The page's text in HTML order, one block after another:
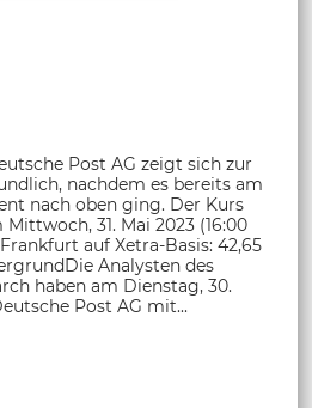
Post AG zeigt sich zur
nachdem es bereits am
nach oben ging. Der Kurs
31. Mai 2023 (16:00
auf Xetra-Basis: 42,65
Analysten des
haben am Dienstag, 30.
Post AG mit...